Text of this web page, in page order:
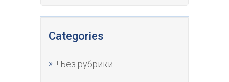
Categories
! Без рубрики